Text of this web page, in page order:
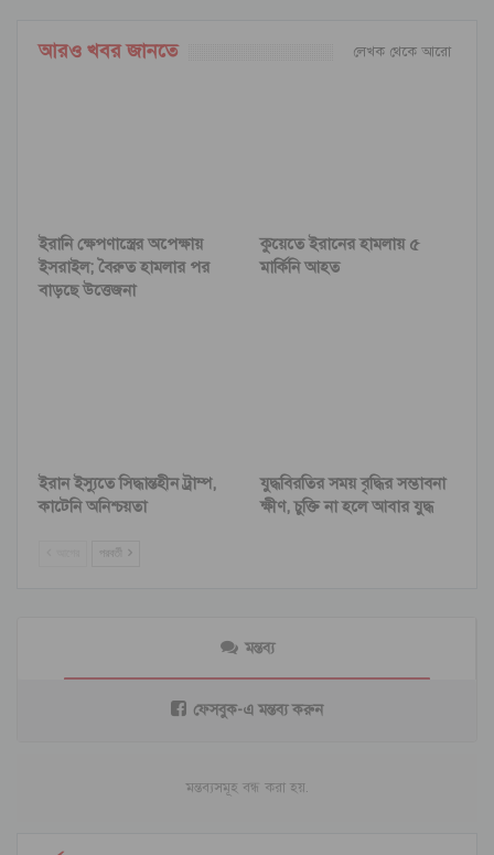
আরও খবর জানতে লেখক থেকে আরো
ইরানি ক্ষেপণাস্ত্রের অপেক্ষায়
ইসরাইল; বৈরুত হামলার পর
বাড়ছে উত্তেজনা
কুয়েতে ইরানের হামলায় ৫
মার্কিনি আহত
ইরান ইস্যুতে সিদ্ধান্তহীন ট্রাম্প,
কাটেনি অনিশ্চয়তা
যুদ্ধবিরতির সময় বৃদ্ধির সম্ভাবনা
ক্ষীণ, চুক্তি না হলে আবার যুদ্ধ
পরবর্তী
মন্তব্য
ফেসবুক-এ মন্তব্য করুন
মন্তব্যসমূহ বন্ধ করা হয়.